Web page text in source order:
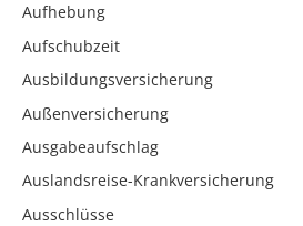
Aufhebung
Aufschubzeit
Ausbildungsversicherung
Außenversicherung
Ausgabeaufschlag
Auslandsreise-Krankversicherung
Ausschlüsse